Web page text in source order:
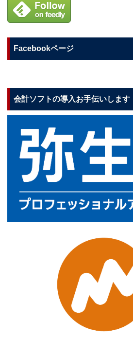
Facebookページ
会計ソフトの導入お手伝いします